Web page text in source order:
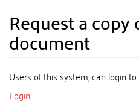
Request a copy
document
Users of this system, can login
Login